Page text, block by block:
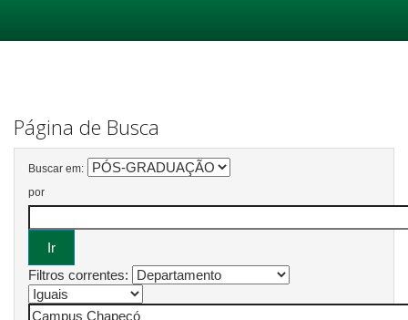
Página de Busca
Buscar em:
por
Filtros correntes: